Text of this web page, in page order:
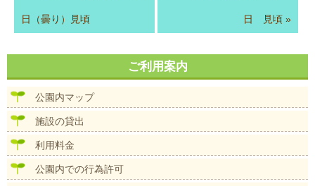
日（曇り）見頃 日 見頃»
ご利用案内
公園内マップ
施設の貸出
利用料金
公園内での行為許可